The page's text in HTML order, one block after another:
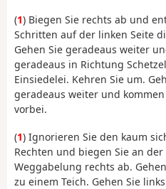
(1) Biegen Sie rechts ab und
Schritten auf der linken Seite
Gehen Sie geradeaus weiter
geradeaus in Richtung
Einsiedelei. Kehren Sie um.
geradeaus weiter und
vorbei.
(1) Ignorieren Sie den kaum
Rechten und biegen Sie an
Weggabelung rechts ab.
zu einem Teich. Gehen Sie